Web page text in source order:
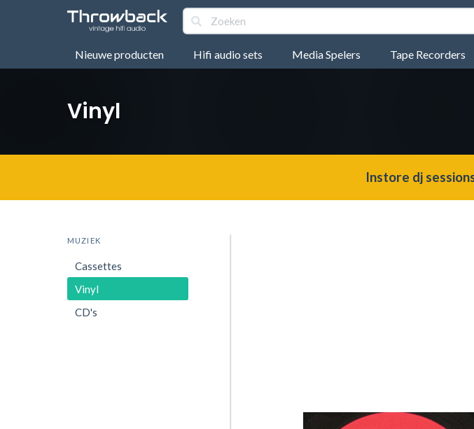
Nieuwe producten Hifi audio sets Media Spelers Tape Recorders
Vinyl
Instore dj
MUZIEK
Cassettes
Vinyl
CD's